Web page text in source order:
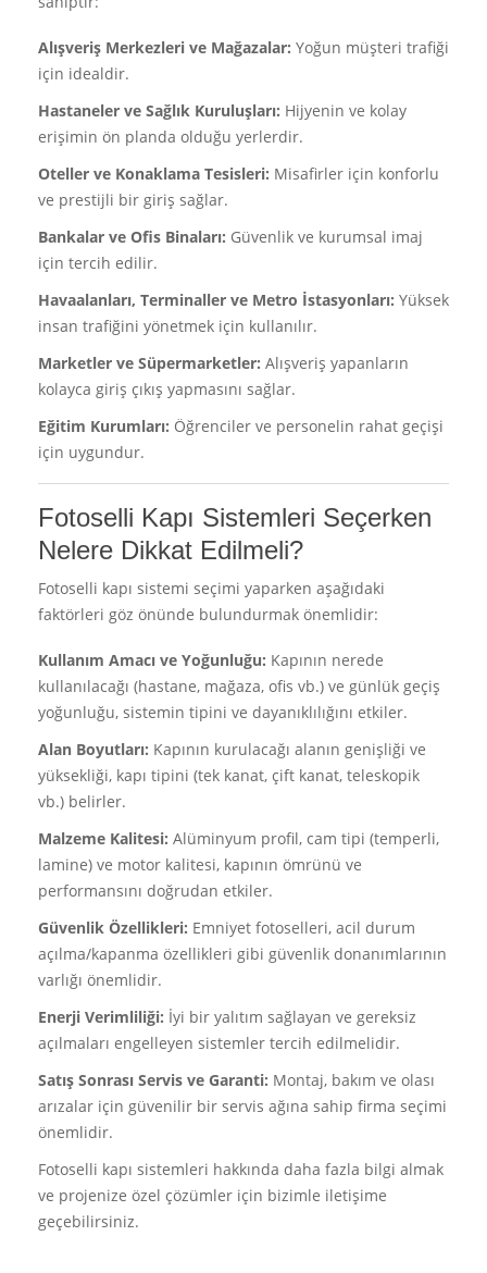
Alışveriş Merkezleri ve Mağazalar: Yoğun müşteri trafiği
için idealdir.
Hastaneler ve Sağlık Kuruluşları: Hijyenin ve kolay
erişimin ön planda olduğu yerlerdir.
Oteller ve Konaklama Tesisleri: Misafirler için konforlu
ve prestijli bir giriş sağlar.
Bankalar ve Ofis Binaları: Güvenlik ve kurumsal imaj
için tercih edilir.
Havaalanları, Terminaller ve Metro İstasyonları: Yüksek
insan trafiğini yönetmek için kullanılır.
Marketler ve Süpermarketler: Alışveriş yapanların
kolayca giriş çıkış yapmasını sağlar.
Eğitim Kurumları: Öğrenciler ve personelin rahat geçişi
için uygundur.
Fotoselli Kapı Sistemleri Seçerken
Nelere Dikkat Edilmeli?
Fotoselli kapı sistemi seçimi yaparken aşağıdaki
faktörleri göz önünde bulundurmak önemlidir:
Kullanım Amacı ve Yoğunluğu: Kapının nerede
kullanılacağı (hastane, mağaza, ofis vb.) ve günlük geçiş
yoğunluğu, sistemin tipini ve dayanıklılığını etkiler.
Alan Boyutları: Kapının kurulacağı alanın genişliği ve
yüksekliği, kapı tipini (tek kanat, çift kanat, teleskopik
vb.) belirler.
Malzeme Kalitesi: Alüminyum profil, cam tipi (temperli,
lamine) ve motor kalitesi, kapının ömrünü ve
performansını doğrudan etkiler.
Güvenlik Özellikleri: Emniyet fotoselleri, acil durum
açılma/kapanma özellikleri gibi güvenlik donanımlarının
varlığı önemlidir.
Enerji Verimliliği: İyi bir yalıtım sağlayan ve gereksiz
açılmaları engelleyen sistemler tercih edilmelidir.
Satış Sonrası Servis ve Garanti: Montaj, bakım ve olası
arızalar için güvenilir bir servis ağına sahip firma seçimi
önemlidir.
Fotoselli kapı sistemleri hakkında daha fazla bilgi almak
ve projenize özel çözümler için bizimle iletişime
geçebilirsiniz.